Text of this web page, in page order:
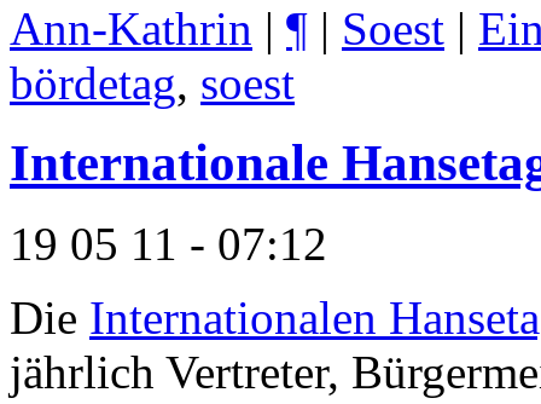
Ann-Kathrin | ¶ | Soest |
bördetag, soest
Internationale
19 05 11 - 07:12
Die Internationalen
jährlich Vertreter,